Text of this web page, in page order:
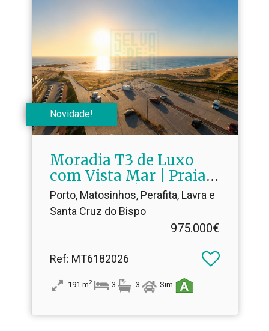
Novidade!
Moradia T3 de Luxo
com Vista Mar | Praia
da Agudela |
Condomínio Fechado |
Garagem Dupla
Porto, Matosinhos, Perafita, Lavra e
Santa Cruz do Bispo
975.000€
Ref: MT6182026
191 m2 3 3 Sim